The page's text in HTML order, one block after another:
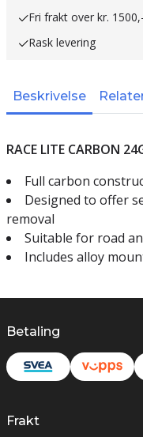
Fri frakt over kr.
Rask levering
Beskrivelse
RACE LITE CARBON
Full carbon
Designed to offer
removal
Suitable for road
Includes alloy
Betaling
Frakt